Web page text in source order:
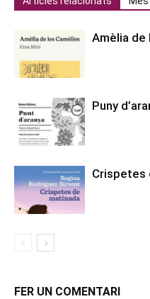
Amèlia de
Puny
Crispetes
FER UN COMENTARI